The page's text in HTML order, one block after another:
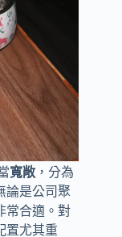
寬敞 ，分為
論是公司聚
常合適。對
置尤其重